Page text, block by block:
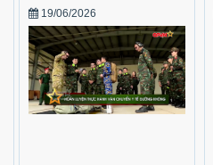
19/06/2026